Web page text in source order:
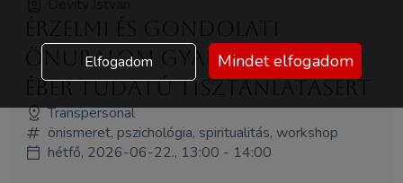
önuralom gyakorlat a napi
éber tudatú tisztánlátásért
Transpersonal
önismeret, pszichológia, spiritualitás, workshop
hétfő, 2026-06-22., 13:00 - 14:00
Elfogadom Mindet elfogadom